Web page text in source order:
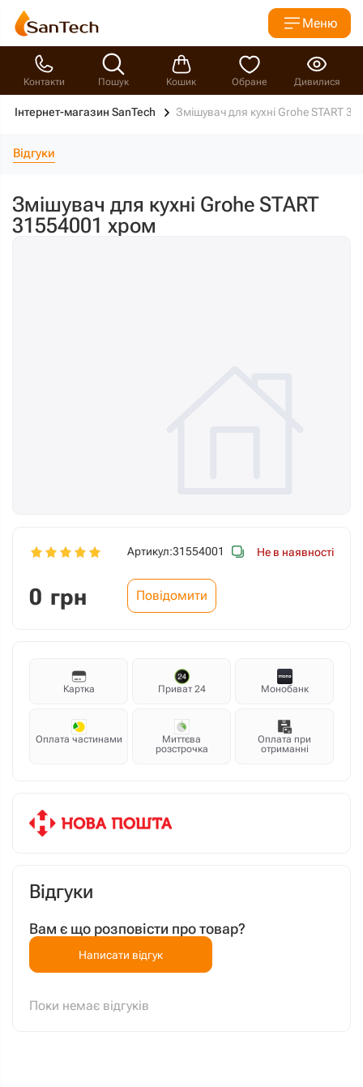
Меню
Контакти Пошук Кошик Обране Дивилися
Інтернет-магазин SanTech Змішувач для кухні Grohe START
Відгуки
Змішувач для кухні Grohe START
31554001 хром
Артикул:31554001 Не в наявності
0 грн Повідомити
Картка Приват 24 Монобанк
Оплата частинами
Миттєва
розстрочка
Оплата при
отриманні
Відгуки
Вам є що розповісти про товар?
Написати відгук
Поки немає відгуків